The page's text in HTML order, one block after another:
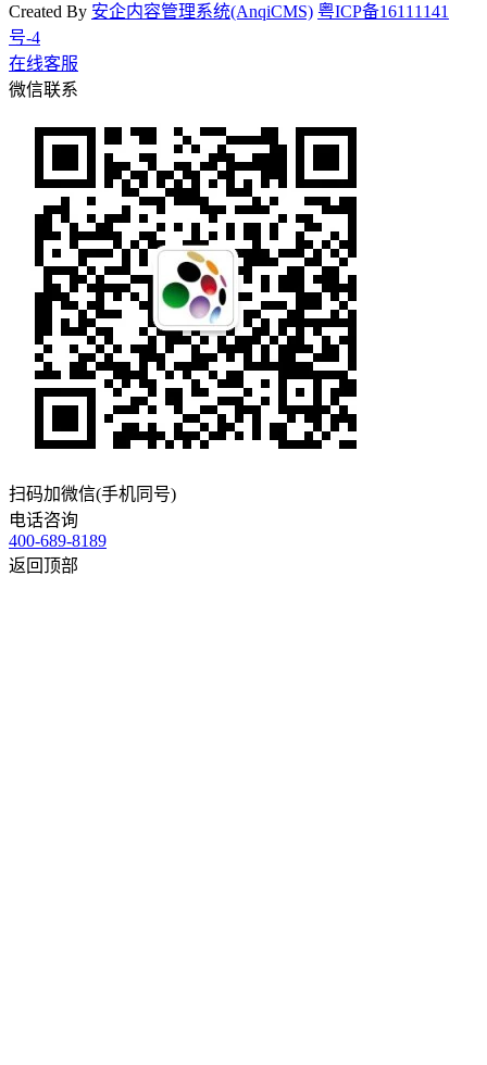
Created By 安企内容管理系统(AnqiCMS) 粤ICP备16111141
号-4
在线客服
微信联系
扫码加微信(手机同号)
电话咨询
400-689-8189
返回顶部